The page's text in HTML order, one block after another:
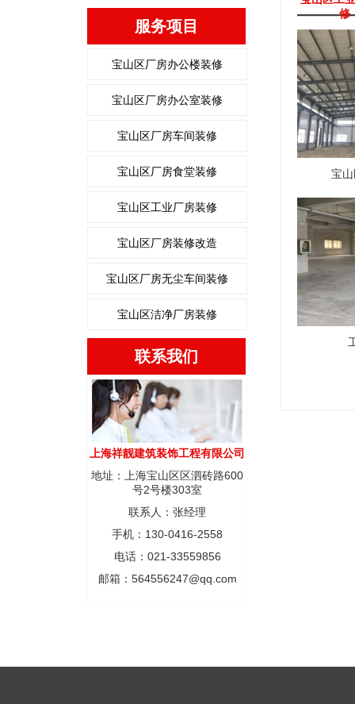
服务项目
宝山区厂房办公楼装修
宝山区厂房办公室装修
宝山区厂房车间装修
宝山区厂房食堂装修
宝山区工业厂房装修
宝山区厂房装修改造
宝山区厂房无尘车间装修
宝山区洁净厂房装修
联系我们
上海祥靓建筑装饰工程有限公司
地址：上海宝山区区泗砖路600
号2号楼303室
联系人：张经理
手机：130-0416-2558
电话：021-33559856
邮箱：564556247@qq.com
修
宝